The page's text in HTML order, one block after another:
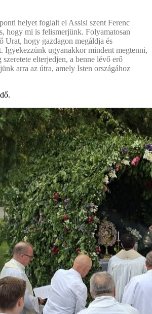
helyet foglalt el Assisi szent Ferenc
hogy mi is felismerjünk. Folyamatosan
Urat, hogy gazdagon megáldja és
Igyekezzünk ugyanakkor mindent megtenni,
elterjedjen, a benne lévő erő
arra az útra, amely Isten országához